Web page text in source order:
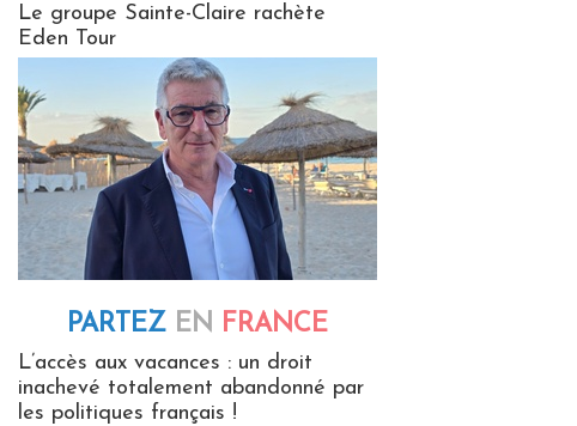
Le groupe Sainte-Claire rachète
Eden Tour
PARTEZ EN FRANCE
L’accès aux vacances : un droit
inachevé totalement abandonné par
les politiques français !